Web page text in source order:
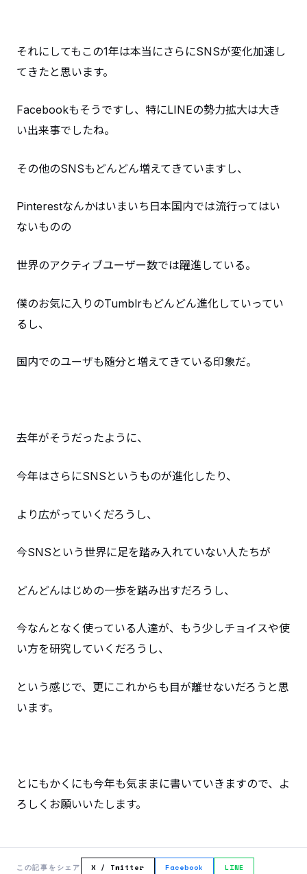
それにしてもこの1年は本当にさらにSNSが変化加速し
てきたと思います。
Facebookもそうですし、特にLINEの勢力拡大は大き
い出来事でしたね。
その他のSNSもどんどん増えてきていますし、
Pinterestなんかはいまいち日本国内では流行ってはい
ないものの
世界のアクティブユーザー数では躍進している。
僕のお気に入りのTumblrもどんどん進化していってい
るし、
国内でのユーザも随分と増えてきている印象だ。
去年がそうだったように、
今年はさらにSNSというものが進化したり、
より広がっていくだろうし、
今SNSという世界に足を踏み入れていない人たちが
どんどんはじめの一歩を踏み出すだろうし、
今なんとなく使っている人達が、もう少しチョイスや使
い方を研究していくだろうし、
という感じで、更にこれからも目が離せないだろうと思
います。
とにもかくにも今年も気ままに書いていきますので、よ
ろしくお願いいたします。
この記事をシェア X / Twitter Facebook LINE